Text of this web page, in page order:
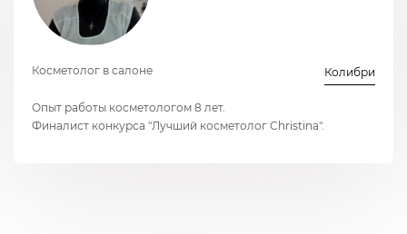
Косметолог в салоне Колибри
Опыт работы косметологом 8 лет.
Финалист конкурса "Лучший косметолог Christina".